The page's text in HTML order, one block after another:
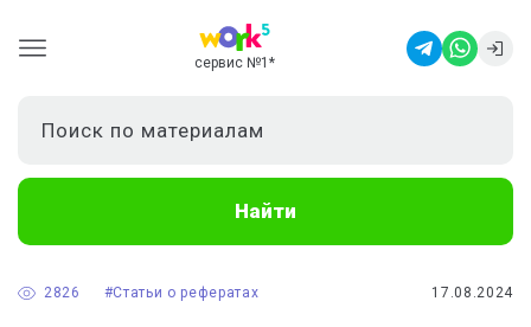
сервис №1 *
Найти
17.08.2024
#Статьи о рефератах
2826